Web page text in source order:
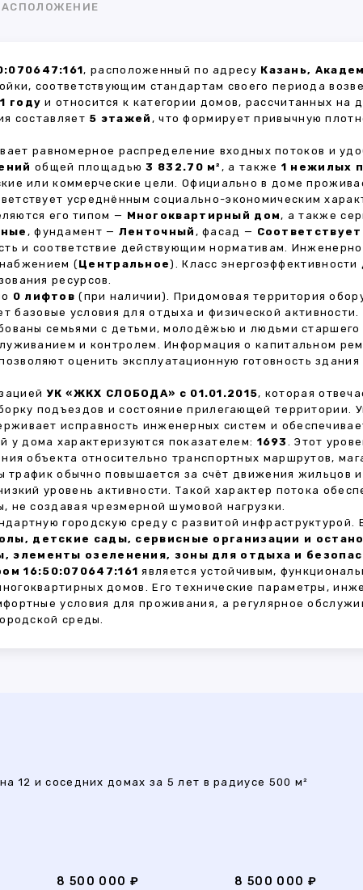
, расположенный по адресу Казань,
соответствующим стандартам своего периода
году и относится к категории домов, рассчитанных на
составляет 5 этажей , что формирует привычную
равномерное распределение входных потоков и
общей площадью3 832.70 м² , а также 1 нежилых
или коммерческие цели. Официально в доме
усреднённым социально-экономическим
его типом — Многоквартирный дом, а также
, фундамент — Ленточный , фасад —
и соответствие действующим нормативам.
(Центральное). Класс
ресурсов.
0 лифтов (при наличии). Придомовая территория
базовые условия для отдыха и физической
семьями с детьми, молодёжью и людьми старшего
и контролем. Информация о капитальном
оценить эксплуатационную готовность
УК «ЖКХ СЛОБОДА» с 01.01.2015, которая
подъездов и состояние прилегающей территории.
исправность инженерных систем и
у дома характеризуются показателем: 1693 . Этот
объекта относительно транспортных маршрутов,
трафик обычно повышается за счёт движения жильцов
уровень активности. Такой характер потока
не создавая чрезмерной шумовой нагрузки.
городскую среду с развитой
детские сады, сервисные организации и
элементы озеленения, зоны для отдыха и
16:50:070647:161 является устойчивым,
домов. Его технические параметры,
условия для проживания, а регулярное
среды.
12 и соседних домах за 5 лет в радиусе 500 м²
8 500 000 ₽ 8 500 000 ₽